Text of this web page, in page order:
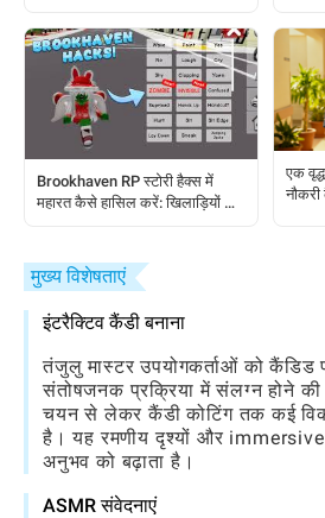
Brookhaven RP स्टोरी हैक्स में
महारत कैसे हासिल करें: खिलाड़ियों के
एक
मुख्य विशेषताएं
इंटरैक्टिव कैंडी बनाना
तंजुलु मास्टर उपयोगकर्ताओं को
संतोषजनक प्रक्रिया में संलग्न होने
चयन से लेकर कैंडी कोटिंग तक कई
है। यह रमणीय दृश्यों और
अनुभव को बढ़ाता है।
ASMR संवेदनाएं